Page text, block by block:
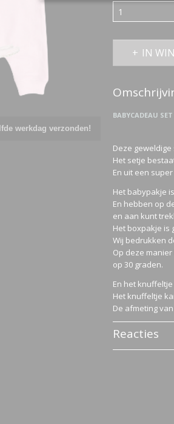
werkdag verzonden!
IN
BABYCADEAU
Deze
Het setje
En uit een
Het babypakje
En hebben op
en aan kunt
Het boxpakje is
Wij bedrukken
Op deze
op 30 graden.
En het
Het knuffeltje
De afmeting
Reacties